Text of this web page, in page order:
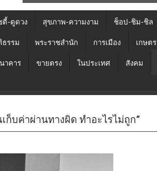
-ดูดวง สุขภาพ-ความงาม ช็อป-ชิม-ชิล
ธรรม พระราชสำนัก การเมือง เกษตร
าคาร ขายตรง ในประเทศ สังคม
ก็บค่าผ่านทางผิด ทำอะไรไม่ถูก”